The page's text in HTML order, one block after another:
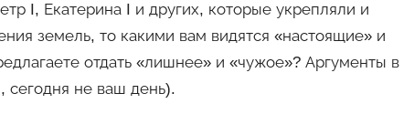
I, Екатерина I и других, которые укрепляли и
земель, то какими вам видятся «настоящие» и
отдать «лишнее» и «чужое»? Аргументы в
сегодня не ваш день).